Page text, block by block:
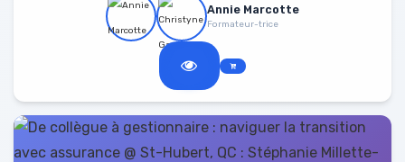
Annie Marcotte
Formateur-trice